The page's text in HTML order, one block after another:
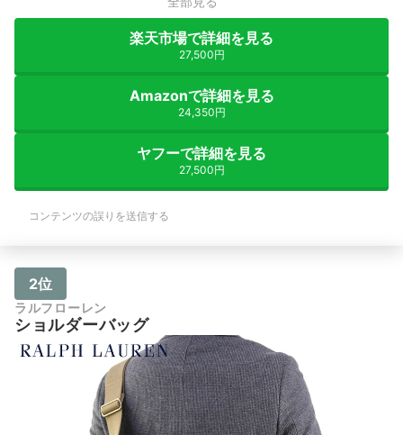
楽天市場で詳細を見る
27,500円
Amazonで詳細を見る
24,350円
ヤフーで詳細を見る
27,500円
コンテンツの誤りを送信する
2位
ラルフローレン
ショルダーバッグ